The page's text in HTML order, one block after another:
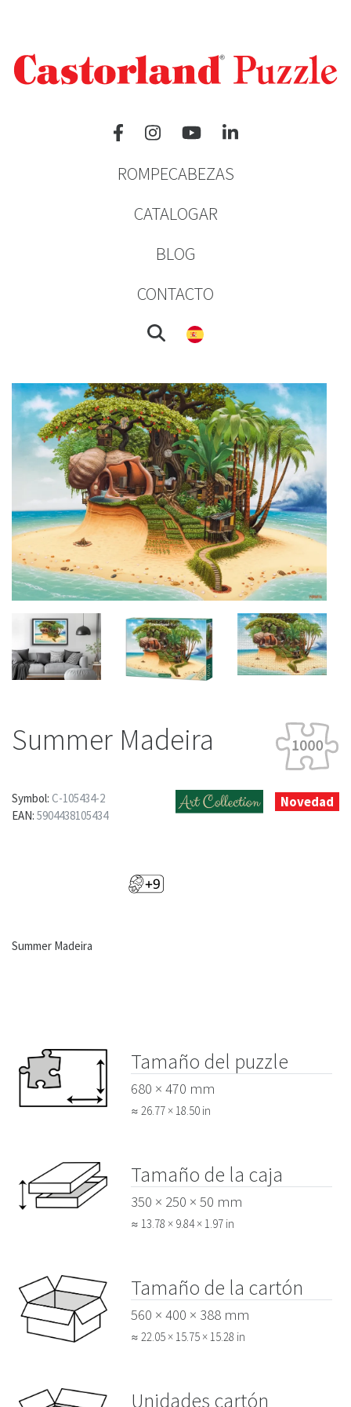
ROMPECABEZAS
CATALOGAR
BLOG
CONTACTO
Summer Madeira
Symbol: C-105434-2
EAN: 5904438105434
Novedad
Summer Madeira
Tamaño del puzzle
680 × 470 mm
≈ 26.77 × 18.50 in
Tamaño de la caja
350 × 250 × 50 mm
≈ 13.78 × 9.84 × 1.97 in
Tamaño de la cartón
560 × 400 × 388 mm
≈ 22.05 × 15.75 × 15.28 in
Unidades cartón